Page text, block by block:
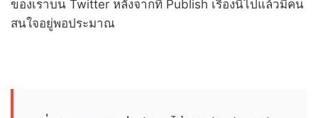
ของเราบน Twitter หลังจากที่ Publish เรื่องนี้ไปแล้วมีคน
สนใจอยู่พอประมาณ